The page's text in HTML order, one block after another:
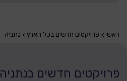
ראשי פרויקטים חדשים בכל הארץ נתניה
פרויקטים חדשים בנתניה